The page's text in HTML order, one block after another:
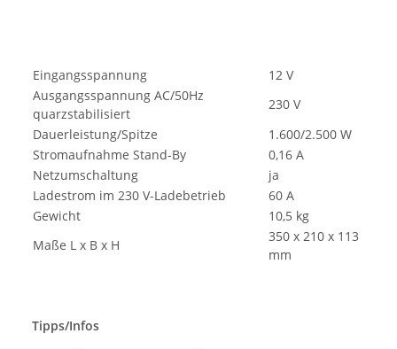
Eingangsspannung
12 V
Ausgangsspannung AC/50Hz
quarzstabilisiert
230 V
Dauerleistung/Spitze
1.600/2.500 W
Stromaufnahme Stand-By
0,16 A
Netzumschaltung
ja
Ladestrom im 230 V-Ladebetrieb
60 A
Gewicht
10,5 kg
Maße L x B x H
350 x 210 x 113
mm
Tipps/Infos